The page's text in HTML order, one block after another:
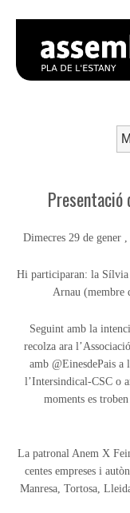
Presentació
Dimecres 29 de gener
Hi participaran: la Sílvia
Arnau (membre
Seguint amb la
recolza ara
amb @EinesdePais a
l’Intersindical-CSC o
moments es
La patronal Anem X
centes empreses i
Manresa, Tortosa,